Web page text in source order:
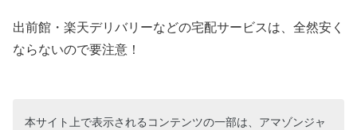
出前館・楽天デリバリーなどの宅配サービスは、全然安く
ならないので要注意！
本サイト上で表示されるコンテンツの一部は、アマゾンジャ